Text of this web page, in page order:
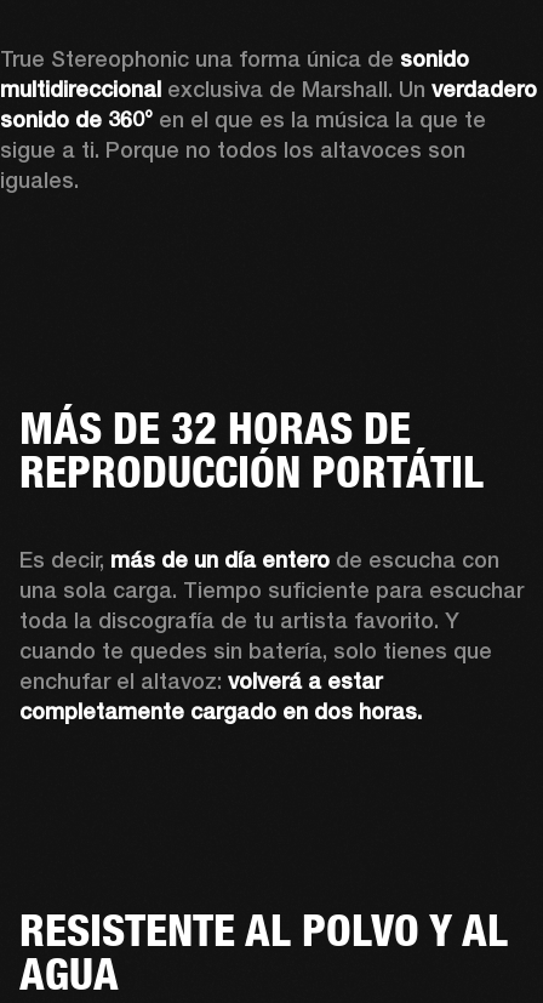
True Stereophonic una forma única de sonido
multidireccional exclusiva de Marshall. Un verdadero
sonido de 360° en el que es la música la que te
sigue a ti. Porque no todos los altavoces son
iguales.
MÁS DE 32 HORAS DE
REPRODUCCIÓN PORTÁTIL
Es decir, más de un día entero de escucha con
una sola carga. Tiempo suficiente para escuchar
toda la discografía de tu artista favorito. Y
cuando te quedes sin batería, solo tienes que
enchufar el altavoz: volverá a estar
completamente cargado en dos horas.
RESISTENTE AL POLVO Y AL
AGUA